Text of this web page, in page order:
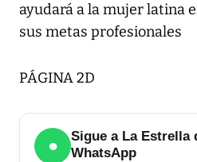
ayudará a la mujer latina
sus metas profesionales
PÁGINA 2D
●
Sigue a La Estrella
WhatsApp